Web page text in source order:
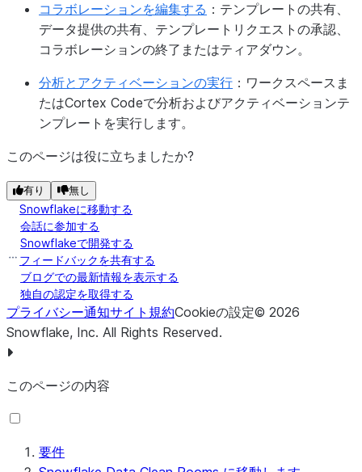
コラボレーションを編集する ：テンプレートの共有、
データ提供の共有、テンプレートリクエストの承認、
コラボレーションの終了またはティアダウン。
分析とアクティベーションの実行 ：ワークスペースま
たはCortex Codeで分析およびアクティベーションテ
ンプレートを実行します。
このページは役に立ちましたか?
有り 無し
Snowflakeに移動する
会話に参加する
Snowflakeで開発する
フィードバックを共有する
ブログでの最新情報を表示する
独自の認定を取得する
プライバシー通知サイト規約Cookieの設定© 2026
Snowflake, Inc. All Rights Reserved.
このページの内容
要件